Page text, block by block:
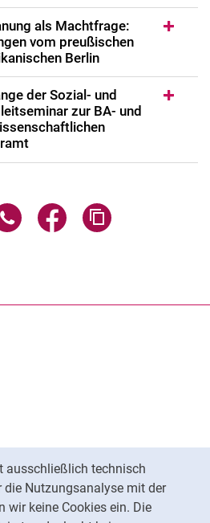
ausschließlich technisch
die Nutzungsanalyse mit der
wir keine Cookies ein. Die
als Machtfrage:
vom preußischen
Berlin
der Sozial- und
zur BA- und
über E-Mail teilen
Seite über WhatsApp teilen
Seite über Facebook